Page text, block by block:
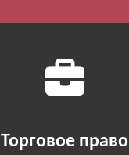
Торговое право